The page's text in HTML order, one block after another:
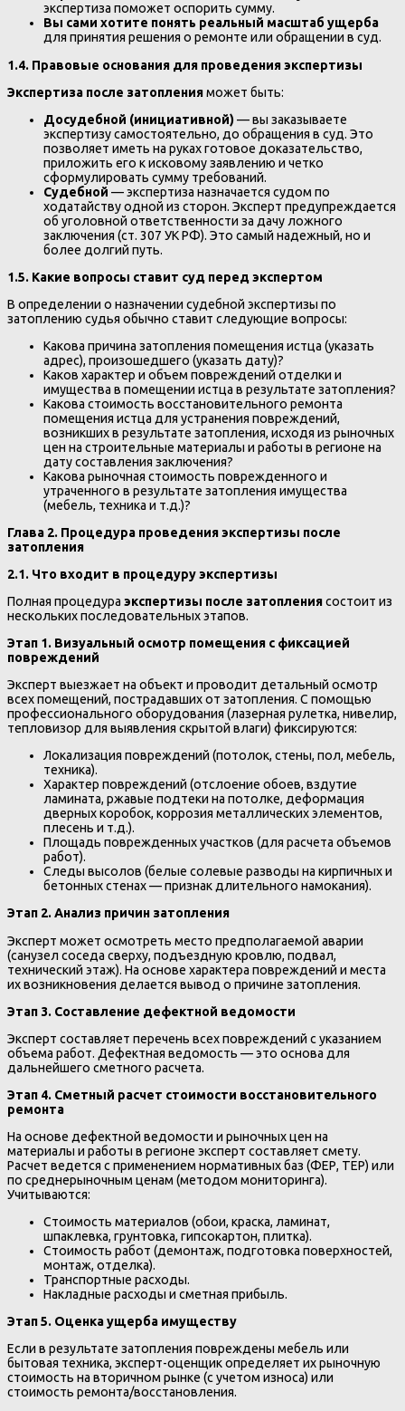
экспертиза поможет оспорить сумму.
Вы сами хотите понять реальный масштаб ущерба
для принятия решения о ремонте или обращении в суд.
1.4. Правовые основания для проведения экспертизы
Экспертиза после затопленияможет быть:
Досудебной (инициативной)— вы заказываете
экспертизу самостоятельно, до обращения в суд. Это
позволяет иметь на руках готовое доказательство,
приложить его к исковому заявлению и четко
сформулировать сумму требований.
Судебной — экспертиза назначается судом по
ходатайству одной из сторон. Эксперт предупреждается
об уголовной ответственности за дачу ложного
заключения (ст. 307 УК РФ). Это самый надежный, но и
более долгий путь.
1.5. Какие вопросы ставит суд перед экспертом
В определении о назначении судебной экспертизы по
затоплению судья обычно ставит следующие вопросы:
Какова причина затопления помещения истца (указать
адрес), произошедшего (указать дату)?
Каков характер и объем повреждений отделки и
имущества в помещении истца в результате затопления?
Какова стоимость восстановительного ремонта
помещения истца для устранения повреждений,
возникших в результате затопления, исходя из рыночных
цен на строительные материалы и работы в регионе на
дату составления заключения?
Какова рыночная стоимость поврежденного и
утраченного в результате затопления имущества
(мебель, техника и т.д.)?
Глава 2. Процедура проведения экспертизы после
затопления
2.1. Что входит в процедуру экспертизы
Полная процедура экспертизы после затоплениясостоит из
нескольких последовательных этапов.
Этап 1. Визуальный осмотр помещения с фиксацией
повреждений
Эксперт выезжает на объект и проводит детальный осмотр
всех помещений, пострадавших от затопления. С помощью
профессионального оборудования (лазерная рулетка, нивелир,
тепловизор для выявления скрытой влаги) фиксируются:
Локализация повреждений (потолок, стены, пол, мебель,
техника).
Характер повреждений (отслоение обоев, вздутие
ламината, ржавые подтеки на потолке, деформация
дверных коробок, коррозия металлических элементов,
плесень и т.д.).
Площадь поврежденных участков (для расчета объемов
работ).
Следы высолов (белые солевые разводы на кирпичных и
бетонных стенах — признак длительного намокания).
Этап 2. Анализ причин затопления
Эксперт может осмотреть место предполагаемой аварии
(санузел соседа сверху, подъездную кровлю, подвал,
технический этаж). На основе характера повреждений и места
их возникновения делается вывод о причине затопления.
Этап 3. Составление дефектной ведомости
Эксперт составляет перечень всех повреждений с указанием
объема работ. Дефектная ведомость — это основа для
дальнейшего сметного расчета.
Этап 4. Сметный расчет стоимости восстановительного
ремонта
На основе дефектной ведомости и рыночных цен на
материалы и работы в регионе эксперт составляет смету.
Расчет ведется с применением нормативных баз (ФЕР, ТЕР) или
по среднерыночным ценам (методом мониторинга).
Учитываются:
Стоимость материалов (обои, краска, ламинат,
шпаклевка, грунтовка, гипсокартон, плитка).
Стоимость работ (демонтаж, подготовка поверхностей,
монтаж, отделка).
Транспортные расходы.
Накладные расходы и сметная прибыль.
Этап 5. Оценка ущерба имуществу
Если в результате затопления повреждены мебель или
бытовая техника, эксперт-оценщик определяет их рыночную
стоимость на вторичном рынке (с учетом износа) или
стоимость ремонта/восстановления.